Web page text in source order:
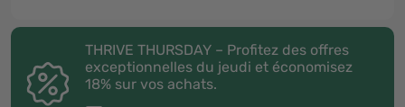
THRIVE THURSDAY – Profitez des offres
exceptionnelles du jeudi et économisez
18% sur vos achats.